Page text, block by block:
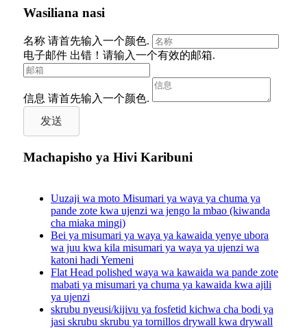
Wasiliana nasi
名称 请首先输入一个颜色.
电子邮件 出错！请输入一个有效的邮箱.
信息 请首先输入一个颜色.
发送
Machapisho ya Hivi Karibuni
Uuzaji wa moto Misumari ya waya ya chuma ya
pande zote kwa ujenzi wa jengo la mbao (kiwanda
cha miaka mingi)
Bei ya misumari ya waya ya kawaida yenye ubora
wa juu kwa kila misumari ya waya ya ujenzi wa
katoni hadi Yemeni
Flat Head polished waya wa kawaida wa pande zote
mabati ya misumari ya chuma ya kawaida kwa ajili
ya ujenzi
skrubu nyeusi/kijivu ya fosfetid kichwa cha bodi ya
jasi skrubu skrubu ya tornillos drywall kwa drywall